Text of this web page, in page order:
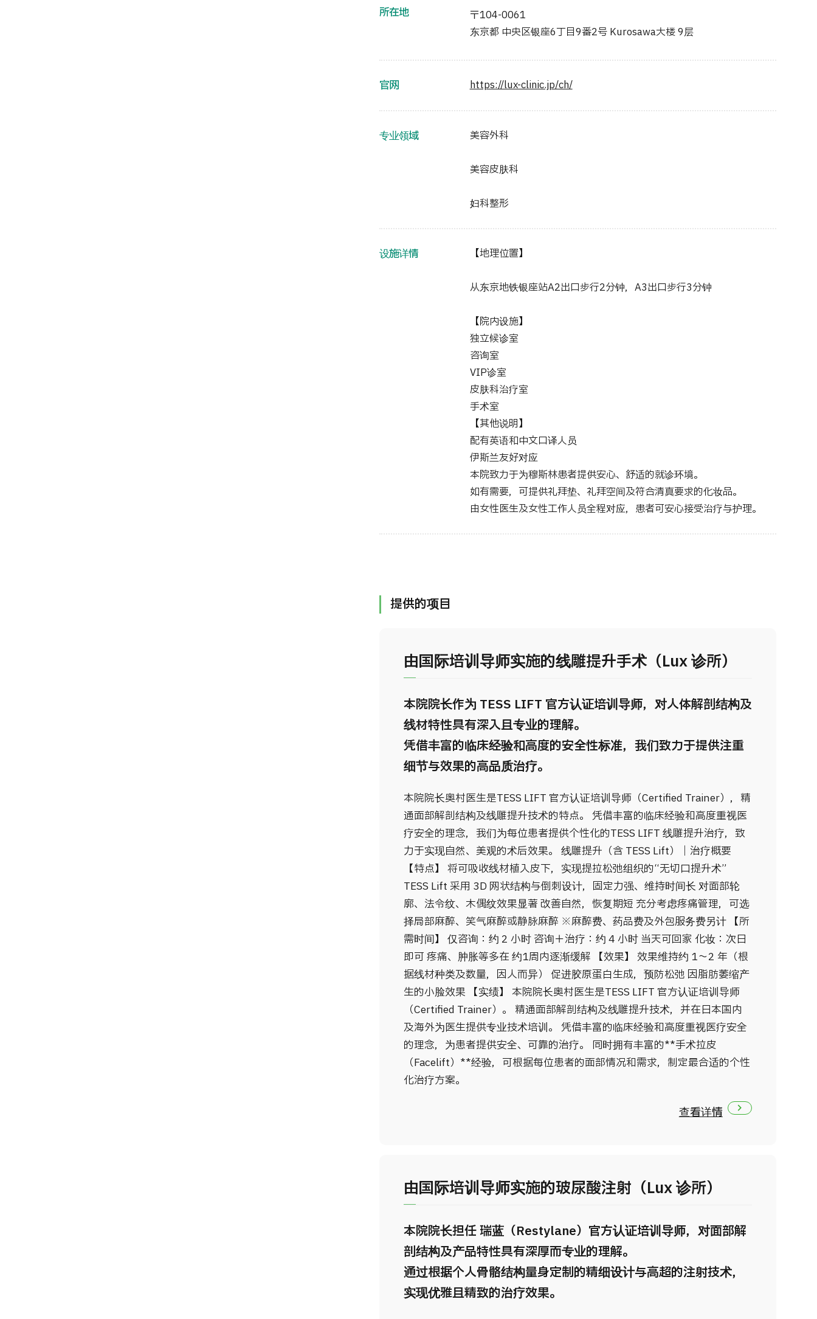
所在地
〒104-0061
东京都 中央区银座6丁目9番2号 Kurosawa大楼 9层
官网 https://lux-clinic.jp/ch/
专业领域 美容外科
美容皮肤科
妇科整形
设施详情 【地理位置】
从东京地铁银座站A2出口步行2分钟，A3出口步行3分钟
【院内设施】
独立候诊室
咨询室
VIP诊室
皮肤科治疗室
手术室
【其他说明】
配有英语和中文口译人员
伊斯兰友好对应
本院致力于为穆斯林患者提供安心、舒适的就诊环境。
如有需要，可提供礼拜垫、礼拜空间及符合清真要求的化妆品。
由女性医生及女性工作人员全程对应，患者可安心接受治疗与护理。
提供的项目
由国际培训导师实施的线雕提升手术（Lux 诊所）
本院院长作为 TESS LIFT 官方认证培训导师，对人体解剖结构及
线材特性具有深入且专业的理解。
凭借丰富的临床经验和高度的安全性标准，我们致力于提供注重
细节与效果的高品质治疗。
本院院长奥村医生是TESS LIFT 官方认证培训导师（Certified Trainer），精
通面部解剖结构及线雕提升技术的特点。 凭借丰富的临床经验和高度重视医
疗安全的理念，我们为每位患者提供个性化的TESS LIFT 线雕提升治疗，致
力于实现自然、美观的术后效果。 线雕提升（含 TESS Lift）｜治疗概要
【特点】 将可吸收线材植入皮下，实现提拉松弛组织的“无切口提升术”
TESS Lift 采用 3D 网状结构与倒刺设计，固定力强、维持时间长 对面部轮
廓、法令纹、木偶纹效果显著 改善自然，恢复期短 充分考虑疼痛管理，可选
择局部麻醉、笑气麻醉或静脉麻醉 ※麻醉费、药品费及外包服务费另计 【所
需时间】 仅咨询：约 2 小时 咨询＋治疗：约 4 小时 当天可回家 化妆：次日
即可 疼痛、肿胀等多在 约1周内逐渐缓解 【效果】 效果维持约 1～2 年（根
据线材种类及数量，因人而异） 促进胶原蛋白生成，预防松弛 因脂肪萎缩产
生的小脸效果 【实绩】 本院院长奥村医生是TESS LIFT 官方认证培训导师
（Certified Trainer）。 精通面部解剖结构及线雕提升技术，并在日本国内
及海外为医生提供专业技术培训。 凭借丰富的临床经验和高度重视医疗安全
的理念，为患者提供安全、可靠的治疗。 同时拥有丰富的**手术拉皮
（Facelift）**经验，可根据每位患者的面部情况和需求，制定最合适的个性
化治疗方案。
查看详情
由国际培训导师实施的玻尿酸注射（Lux 诊所）
本院院长担任 瑞蓝（Restylane）官方认证培训导师，对面部解
剖结构及产品特性具有深厚而专业的理解。
通过根据个人骨骼结构量身定制的精细设计与高超的注射技术，
实现优雅且精致的治疗效果。